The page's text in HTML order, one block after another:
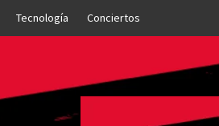
Tecnología Conciertos